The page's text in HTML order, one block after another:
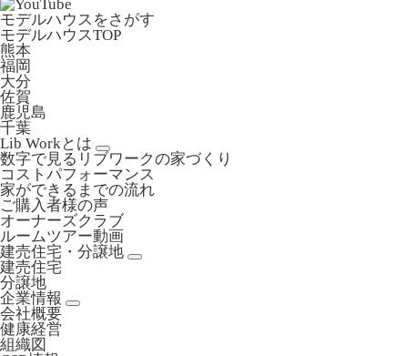
モデルハウスをさがす
モデルハウスTOP
熊本
福岡
大分
佐賀
鹿児島
千葉
Lib Workとは
数字で見るリブワークの家づくり
コストパフォーマンス
家ができるまでの流れ
ご購入者様の声
オーナーズクラブ
ルームツアー動画
建売住宅・分譲地
建売住宅
分譲地
企業情報
会社概要
健康経営
組織図